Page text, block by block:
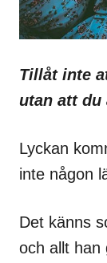
Tillåt inte
utan att
Lyckan
inte någon
Det känns
och allt han